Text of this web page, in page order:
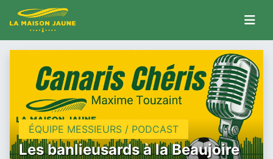
ÉQUIPE MESSIEURS / PODCAST
Les banlieusards à la Beaujoire